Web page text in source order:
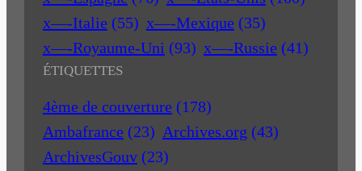
x—-Italie (55) x—-Mexique (35)
x—-Royaume-Uni (93) x—-Russie (41)
ÉTIQUETTES
4ème de couverture (178)
Ambafrance (23) Archives.org (43)
ArchivesGouv (23)